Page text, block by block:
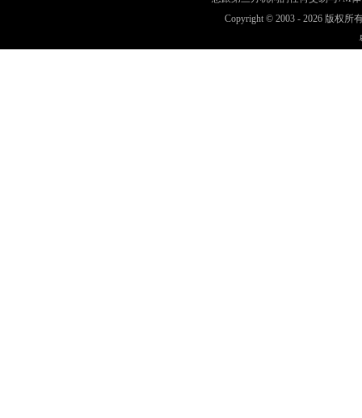
Copyright © 2003 - 2026 版权所